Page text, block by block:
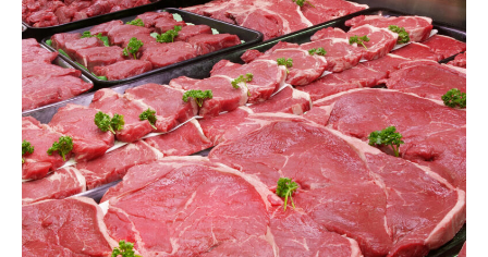
Proveedores
de
Carne
de
Calidad
para
Tu
Negocio